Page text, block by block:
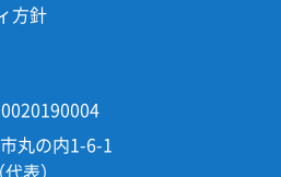
方針
丸の内1-6-1
表）